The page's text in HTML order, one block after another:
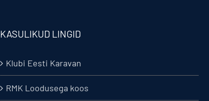
KASULIKUD LINGID
Klubi Eesti Karavan
RMK Loodusega koos